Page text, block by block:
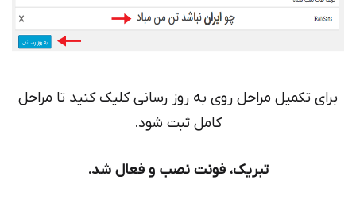
تکمیل مراحل روی به روز رسانی کلیک کنید تا مراحل
کامل ثبت شود.
تبریک، فونت نصب و فعال شد.